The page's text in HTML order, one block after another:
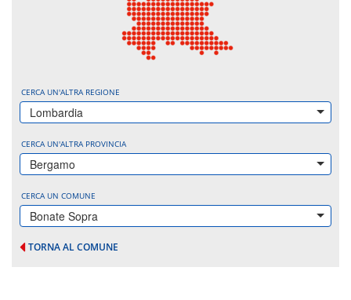
CERCA UN'ALTRA REGIONE
Lombardia
CERCA UN'ALTRA PROVINCIA
Bergamo
CERCA UN COMUNE
Bonate Sopra
TORNA AL COMUNE